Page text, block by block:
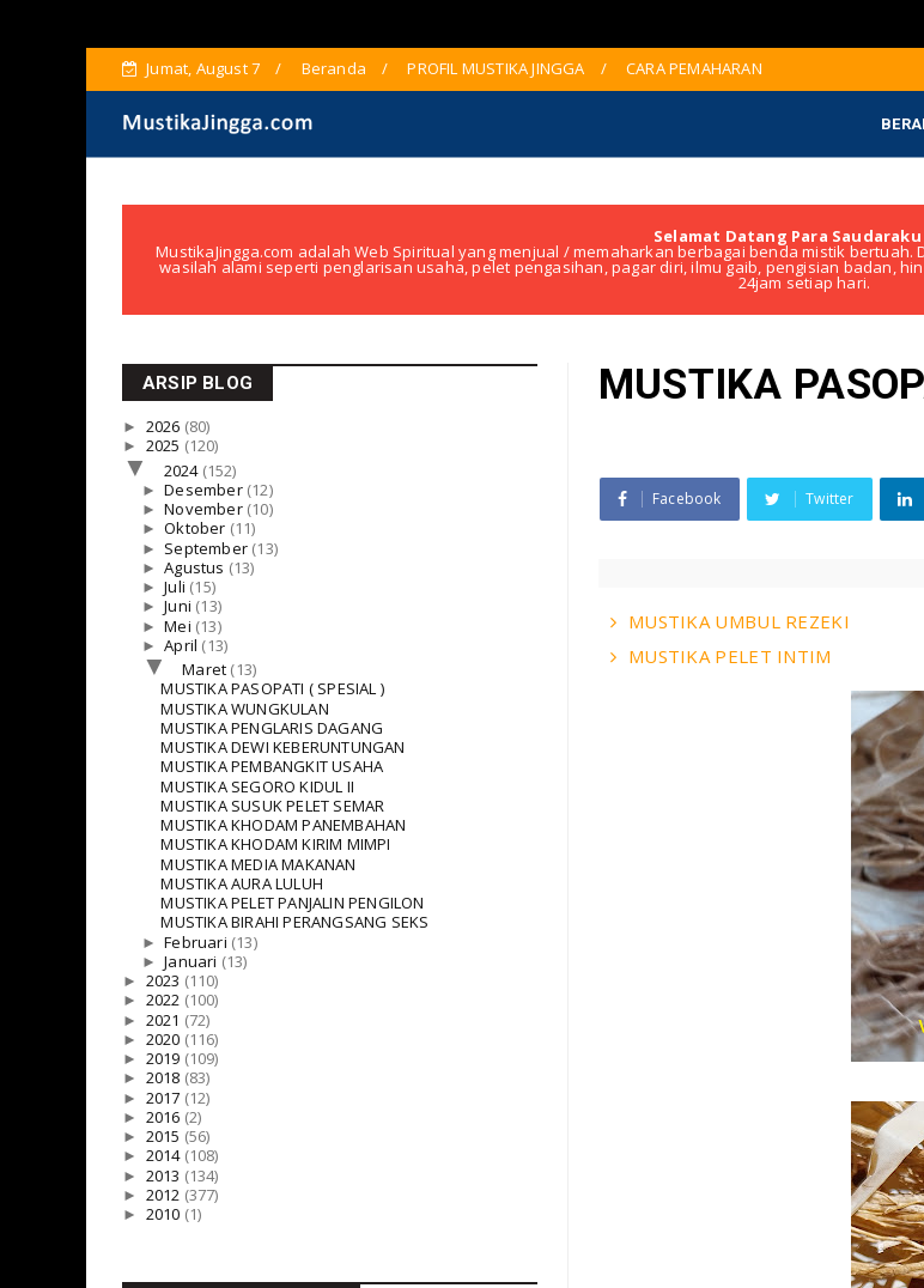
Jumat, August 7 Beranda PROFIL MUSTIKA JINGGA CARA PEMAHARAN
Selamat Datang Para Saudaraku
MustikaJingga.com adalah Web Spiritual yang menjual / memaharkan berbagai benda mistik
wasilah alami seperti penglarisan usaha, pelet pengasihan, pagar diri, ilmu gaib, pengisian badan,
24jam setiap hari.
MUSTIKA
Facebook Twitter
MUSTIKA UMBUL REZEKI
MUSTIKA PELET INTIM
ARSIP BLOG
► 2026 (80)
► 2025 (120)
▼ 2024 (152)
►Desember (12)
►November (10)
►Oktober (11)
► September (13)
►Agustus (13)
►Juli (15)
►Juni (13)
►Mei (13)
►April (13)
▼Maret (13)
MUSTIKA PASOPATI ( SPESIAL )
MUSTIKA WUNGKULAN
MUSTIKA PENGLARIS DAGANG
MUSTIKA DEWI KEBERUNTUNGAN
MUSTIKA PEMBANGKIT USAHA
MUSTIKA SEGORO KIDUL II
MUSTIKA SUSUK PELET SEMAR
MUSTIKA KHODAM PANEMBAHAN
MUSTIKA KHODAM KIRIM MIMPI
MUSTIKA MEDIA MAKANAN
MUSTIKA AURA LULUH
MUSTIKA PELET PANJALIN PENGILON
MUSTIKA BIRAHI PERANGSANG SEKS
►Februari (13)
►Januari (13)
► 2023 (110)
► 2022 (100)
► 2021 (72)
► 2020 (116)
► 2019 (109)
► 2018 (83)
► 2017 (12)
► 2016 (2)
► 2015 (56)
► 2014 (108)
► 2013 (134)
► 2012 (377)
► 2010 (1)